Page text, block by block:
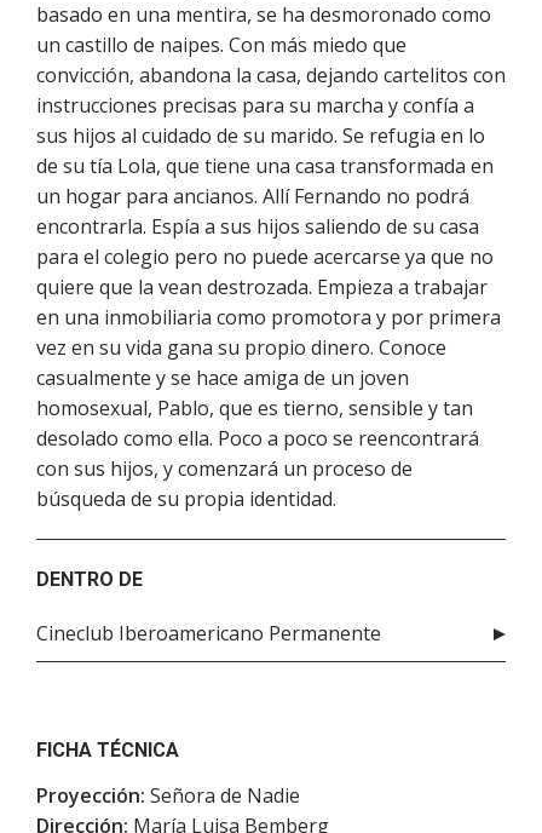
basado en una mentira, se ha desmoronado como
un castillo de naipes. Con más miedo que
convicción, abandona la casa, dejando cartelitos con
instrucciones precisas para su marcha y confía a
sus hijos al cuidado de su marido. Se refugia en lo
de su tía Lola, que tiene una casa transformada en
un hogar para ancianos. Allí Fernando no podrá
encontrarla. Espía a sus hijos saliendo de su casa
para el colegio pero no puede acercarse ya que no
quiere que la vean destrozada. Empieza a trabajar
en una inmobiliaria como promotora y por primera
vez en su vida gana su propio dinero. Conoce
casualmente y se hace amiga de un joven
homosexual, Pablo, que es tierno, sensible y tan
desolado como ella. Poco a poco se reencontrará
con sus hijos, y comenzará un proceso de
búsqueda de su propia identidad.
DENTRO DE
Cineclub Iberoamericano Permanente
FICHA TÉCNICA
Proyección: Señora de Nadie
Dirección: María Luisa Bemberg